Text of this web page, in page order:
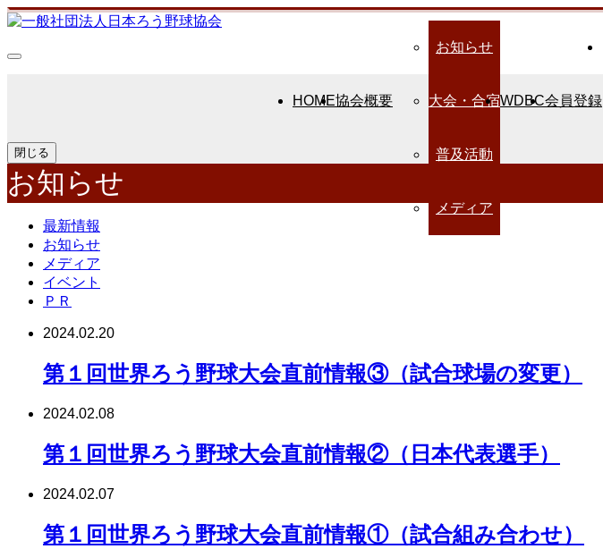
HOME協会概要
お知らせ
大会・合宿
普及活動
メディア
WDBC会員登録
閉じる
お知らせ
最新情報
お知らせ
メディア
イベント
ＰＲ
2024.02.20
第１回世界ろう野球大会直前情報③（試合球場の変更）
2024.02.08
第１回世界ろう野球大会直前情報②（日本代表選手）
2024.02.07
第１回世界ろう野球大会直前情報①（試合組み合わせ）